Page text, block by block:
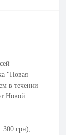
"Новая
в течении
Новой
300 грн);